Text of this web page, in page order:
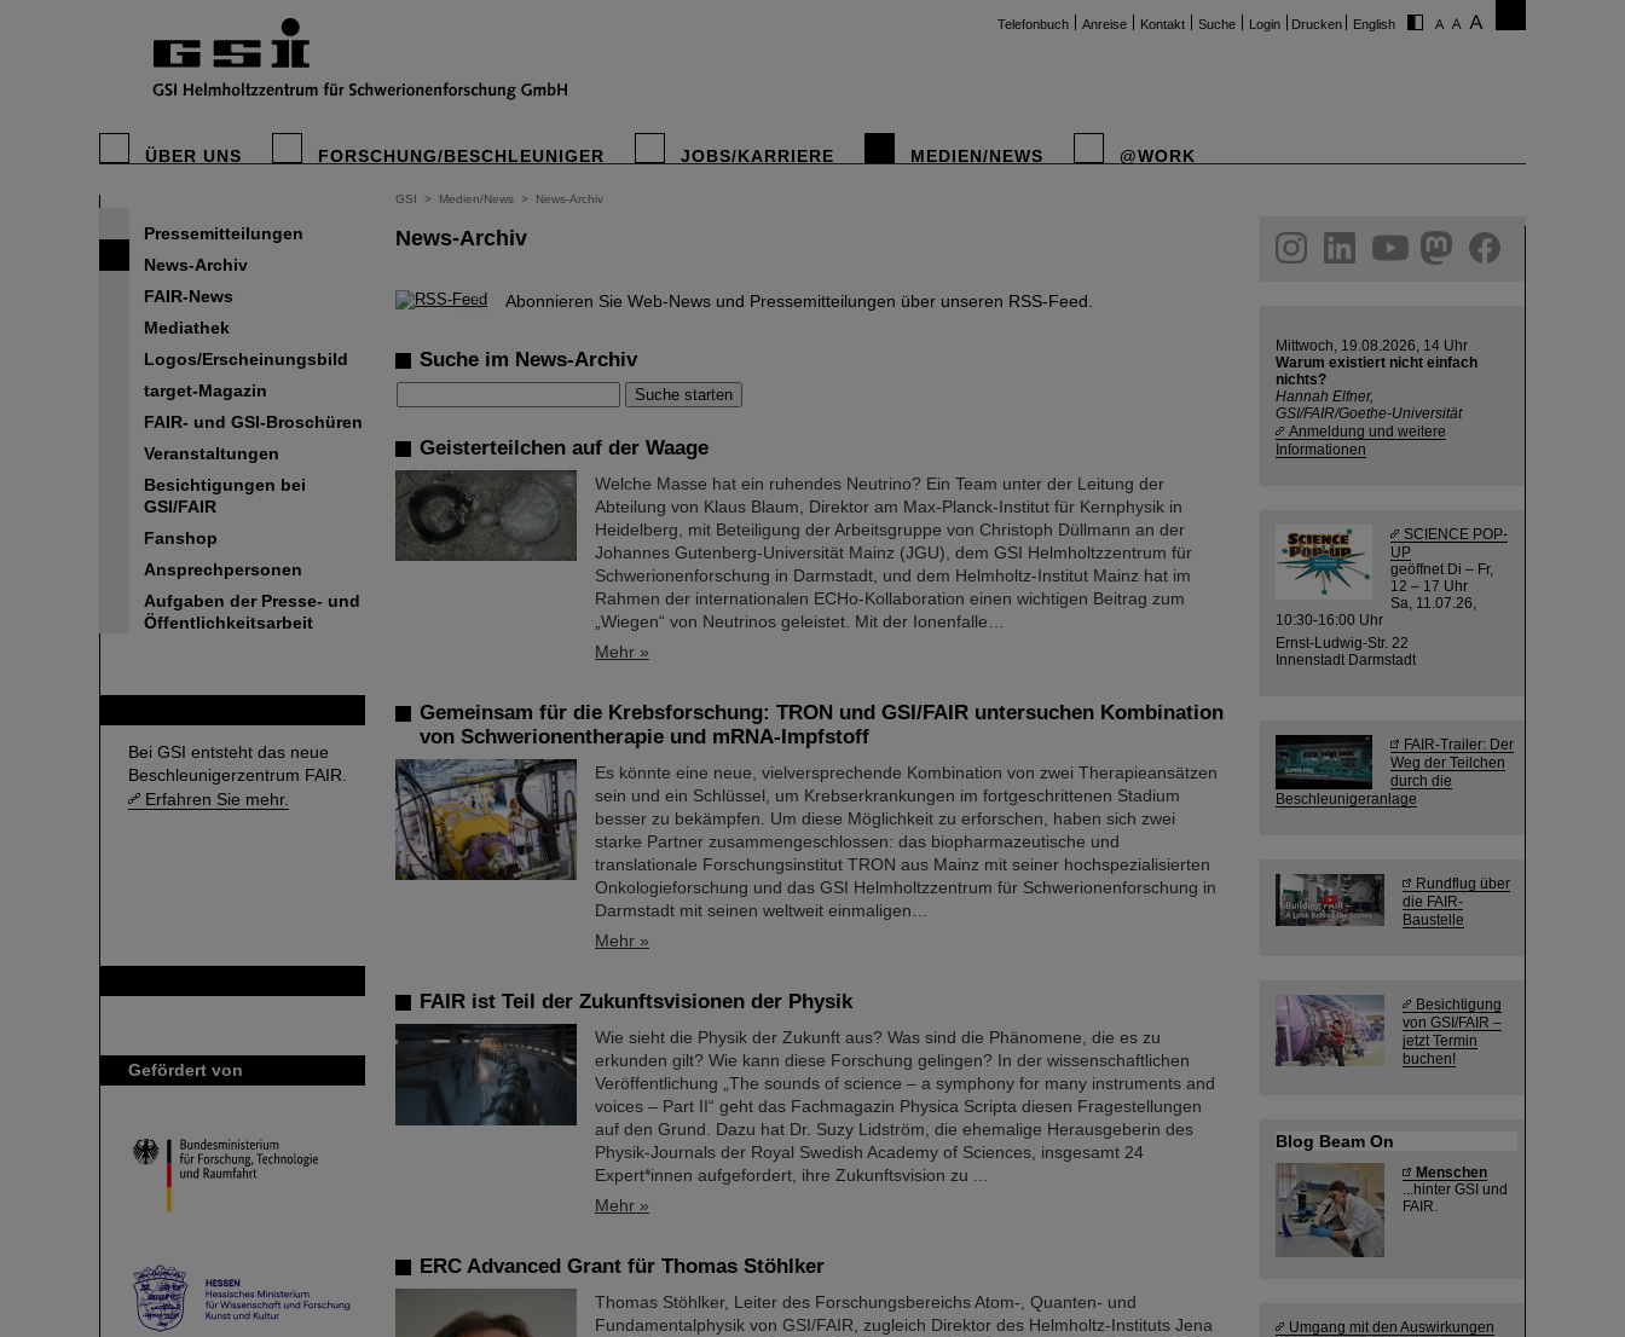
Telefonbuch Anreise Kontakt Suche Login Drucken English
ÜBER UNS FORSCHUNG/BESCHLEUNIGER JOBS/KARRIERE MEDIEN/NEWS @WORK
Pressemitteilungen
News-Archiv
FAIR-News
Mediathek
Logos/Erscheinungsbild
target-Magazin
FAIR- und GSI-Broschüren
Veranstaltungen
Besichtigungen bei
GSI/FAIR
Fanshop
Ansprechpersonen
Aufgaben der Presse- und
Öffentlichkeitsarbeit
Bei GSI entsteht das neue
Beschleunigerzentrum FAIR.
Erfahren Sie mehr.
Gefördert von
GSI > Medien/News > News-Archiv
News-Archiv
© Abonnieren Sie Web-News und Pressemitteilungen über unseren RSS-Feed.
Suche im News-Archiv
Geisterteilchen auf der Waage
Welche Masse hat ein ruhendes Neutrino? Ein Team unter der Leitung der
Abteilung von Klaus Blaum, Direktor am Max-Planck-Institut für Kernphysik in
Heidelberg, mit Beteiligung der Arbeitsgruppe von Christoph Düllmann an der
Johannes Gutenberg-Universität Mainz (JGU), dem GSI Helmholtzzentrum für
Schwerionenforschung in Darmstadt, und dem Helmholtz-Institut Mainz hat im
Rahmen der internationalen ECHo-Kollaboration einen wichtigen Beitrag zum
„Wiegen“ von Neutrinos geleistet. Mit der Ionenfalle…
Mehr »
Gemeinsam für die Krebsforschung: TRON und GSI/FAIR untersuchen Kombination
von Schwerionentherapie und mRNA-Impfstoff
Es könnte eine neue, vielversprechende Kombination von zwei Therapieansätzen
sein und ein Schlüssel, um Krebserkrankungen im fortgeschrittenen Stadium
besser zu bekämpfen. Um diese Möglichkeit zu erforschen, haben sich zwei
starke Partner zusammengeschlossen: das biopharmazeutische und
translationale Forschungsinstitut TRON aus Mainz mit seiner hochspezialisierten
Onkologieforschung und das GSI Helmholtzzentrum für Schwerionenforschung in
Darmstadt mit seinen weltweit einmaligen…
Mehr »
FAIR ist Teil der Zukunftsvisionen der Physik
Wie sieht die Physik der Zukunft aus? Was sind die Phänomene, die es zu
erkunden gilt? Wie kann diese Forschung gelingen? In der wissenschaftlichen
Veröffentlichung „The sounds of science – a symphony for many instruments and
voices – Part II“ geht das Fachmagazin Physica Scripta diesen Fragestellungen
auf den Grund. Dazu hat Dr. Suzy Lidström, die ehemalige Herausgeberin des
Physik-Journals der Royal Swedish Academy of Sciences, insgesamt 24
Expert*innen aufgefordert, ihre Zukunftsvision zu ...
Mehr »
ERC Advanced Grant für Thomas Stöhlker
Thomas Stöhlker, Leiter des Forschungsbereichs Atom-, Quanten- und
Fundamentalphysik von GSI/FAIR, zugleich Direktor des Helmholtz-Instituts Jena
helmholtz.social
facebook
Mittwoch, 19.08.2026, 14 Uhr
Warum existiert nicht einfach
nichts?
Hannah Elfner,
GSI/FAIR/Goethe-Universität
Anmeldung und weitere
Informationen
SCIENCE POP-
UP
geöffnet Di – Fr,
12 – 17 Uhr
Sa, 11.07.26,
10:30-16:00 Uhr
Ernst-Ludwig-Str. 22
Innenstadt Darmstadt
FAIR-Trailer: Der
Weg der Teilchen
durch die
Beschleunigeranlage
Rundflug über
die FAIR-
Baustelle
Besichtigung
von GSI/FAIR –
jetzt Termin
buchen!
Blog Beam On
Menschen
...hinter GSI und
FAIR.
Umgang mit den Auswirkungen